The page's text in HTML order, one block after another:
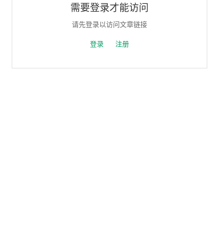
需要登录才能访问
请先登录以访问文章链接
登录 注册